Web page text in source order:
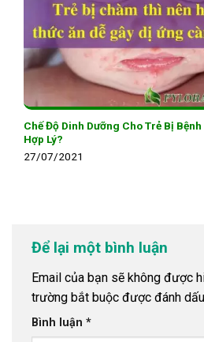
Chế Độ Dinh Dưỡng Cho Trẻ Bị
Hợp Lý?
27/07/2021
Để lại một bình luận
Email của bạn sẽ không được
trường bắt buộc được đánh dấu
Bình luận *